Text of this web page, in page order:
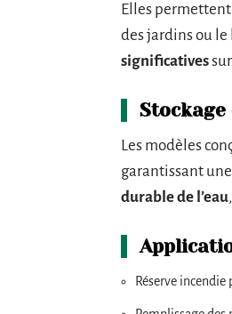
Elles permettent
des jardins ou le
significatives
Les modèles
garantissant
durable de l’eau
Réserve